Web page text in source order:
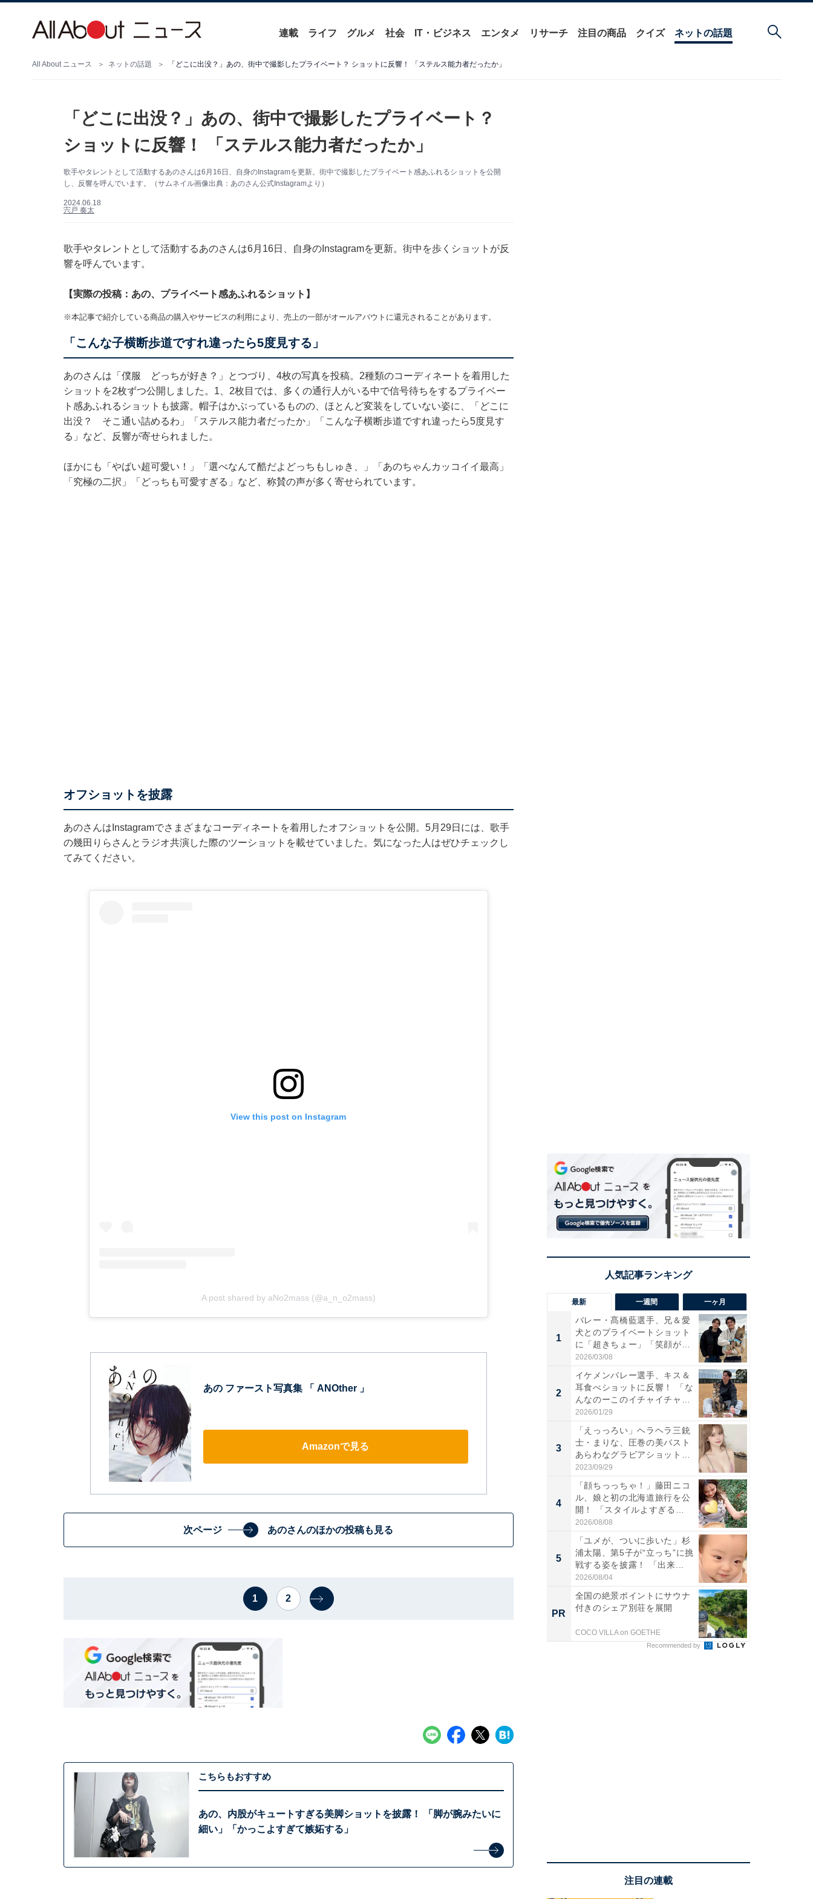
連載 ライフ グルメ 社会 IT・ビジネス エンタメ リサーチ 注目の商品 クイズ ネットの話題
All About ニュース ネットの話題 「どこに出没？」あの、街中で撮影したプライベート？ ショットに反響！ 「ステルス能力者だったか」
「どこに出没？」あの、街中で撮影したプライベート？
ショットに反響！ 「ステルス能力者だったか」
歌手やタレントとして活動するあのさんは6月16日、自身のInstagramを更新。街中で撮影したプライベート感あふれるショットを公開
し、反響を呼んでいます。（サムネイル画像出典：あのさん公式Instagramより）
2024.06.18
宍戸 奏太
歌手やタレントとして活動するあのさんは6月16日、自身のInstagramを更新。街中を歩くショットが反
響を呼んでいます。
【実際の投稿：あの、プライベート感あふれるショット】
※本記事で紹介している商品の購入やサービスの利用により、売上の一部がオールアバウトに還元されることがあります。
「こんな子横断歩道ですれ違ったら5度見する」
あのさんは「僕服 どっちが好き？」とつづり、4枚の写真を投稿。2種類のコーディネートを着用した
ショットを2枚ずつ公開しました。1、2枚目では、多くの通行人がいる中で信号待ちをするプライベー
ト感あふれるショットも披露。帽子はかぶっているものの、ほとんど変装をしていない姿に、「どこに
出没？ そこ通い詰めるわ」「ステルス能力者だったか」「こんな子横断歩道ですれ違ったら5度見す
る」など、反響が寄せられました。
ほかにも「やばい超可愛い！」「選べなんて酷だよどっちもしゅき、」「あのちゃんカッコイイ最高」
「究極の二択」「どっちも可愛すぎる」など、称賛の声が多く寄せられています。
オフショットを披露
あのさんはInstagramでさまざまなコーディネートを着用したオフショットを公開。5月29日には、歌手
の幾田りらさんとラジオ共演した際のツーショットを載せていました。気になった人はぜひチェックし
てみてください。
View this post on Instagram
A post shared by aNo2mass (@a_n_o2mass)
あの ファースト写真集 「 ANOther 」
Amazonで見る
次ページ あのさんのほかの投稿も見る
1 2
こちらもおすすめ
あの、内股がキュートすぎる美脚ショットを披露！ 「脚が腕みたいに
細い」「かっこよすぎて嫉妬する」
最新 一週間 一ヶ月
1
バレー・髙橋藍選手、兄＆愛
犬とのプライベートショット
に「超きちょー」「笑顔が見
れ...
2026/03/08
2
イケメンバレー選手、キス＆
耳食べショットに反響！ 「な
んなのーこのイチャイチャ
感...
2026/01/29
3
「えっっろい」ヘラヘラ三銃
士・まりな、圧巻の美バスト
あらわなグラビアショット公
開...
2023/09/29
4
「顔ちっっちゃ！」藤田ニコ
ル、娘と初の北海道旅行を公
開！ 「スタイルよすぎる
よ〜...
2026/08/08
5
「ユメが、ついに歩いた」杉
浦太陽、第5子が“立っち”に挑
戦する姿を披露！ 「出来...
2026/08/04
PR
全国の絶景ポイントにサウナ
付きのシェア別荘を展開
COCO VILLA on GOETHE
Recommended by
注目の連載